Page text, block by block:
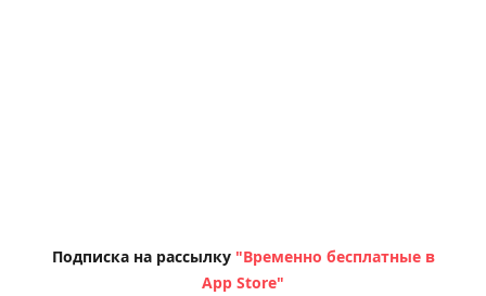
Подписка на рассылку "Временно бесплатные в
App Store"